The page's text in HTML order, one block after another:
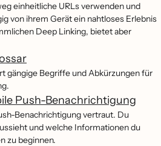
einheitliche URLs verwenden und
von ihrem Gerät ein nahtloses Erlebnis
Deep Linking, bietet aber
gängige Begriffe und Abkürzungen für
Push-Benachrichtigung
Benachrichtigung vertraut. Du
und welche Informationen du
zu beginnen.